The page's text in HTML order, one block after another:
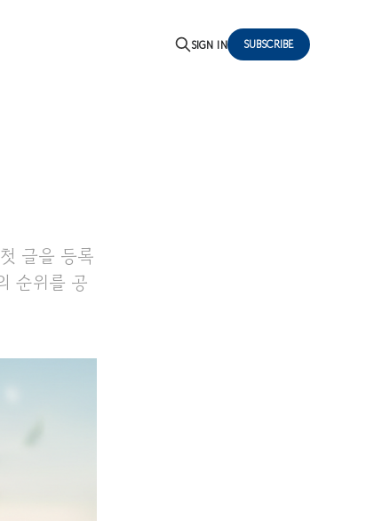
SIGN IN SUBSCRIBE
글을 등록
순위를 공